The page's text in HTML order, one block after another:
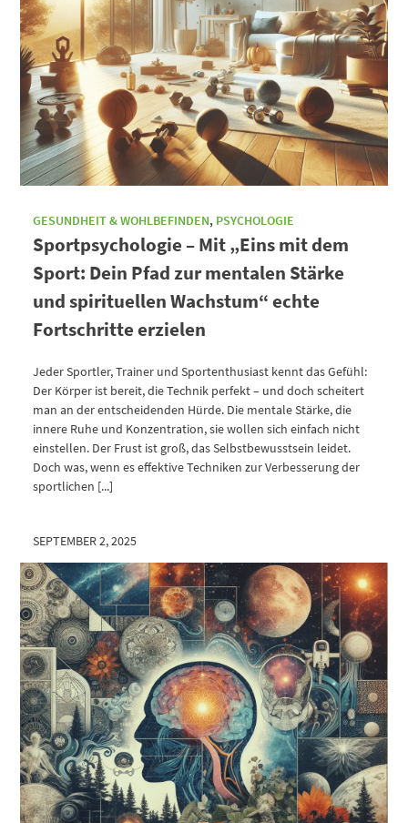
GESUNDHEIT & WOHLBEFINDEN, PSYCHOLOGIE
Sportpsychologie – Mit „Eins mit dem
Sport: Dein Pfad zur mentalen Stärke
und spirituellen Wachstum“ echte
Fortschritte erzielen
Jeder Sportler, Trainer und Sportenthusiast kennt das Gefühl:
Der Körper ist bereit, die Technik perfekt – und doch scheitert
man an der entscheidenden Hürde. Die mentale Stärke, die
innere Ruhe und Konzentration, sie wollen sich einfach nicht
einstellen. Der Frust ist groß, das Selbstbewusstsein leidet.
Doch was, wenn es effektive Techniken zur Verbesserung der
sportlichen [...]
SEPTEMBER 2, 2025